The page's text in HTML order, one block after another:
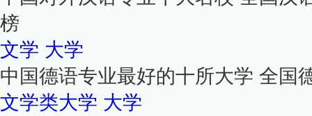
榜
文学 大学
中国德语专业最好的十所大学 全国
文学类大学 大学